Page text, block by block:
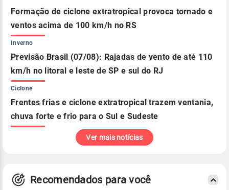
Formação de ciclone extratropical provoca tornado e
ventos acima de 100 km/h no RS
Inverno
Previsão Brasil (07/08): Rajadas de vento de até 110
km/h no litoral e leste de SP e sul do RJ
Ciclone
Frentes frias e ciclone extratropical trazem ventania,
chuva forte e frio para o Sul e Sudeste
Ver mais notícias
Recomendados para você